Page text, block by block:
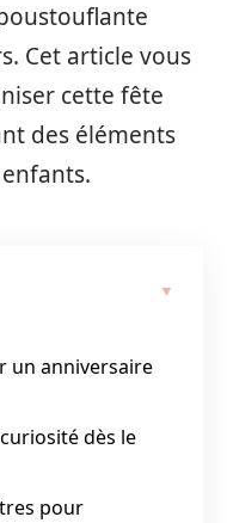
Cet article vous
cette fête
des éléments
un anniversaire
dès le
pour